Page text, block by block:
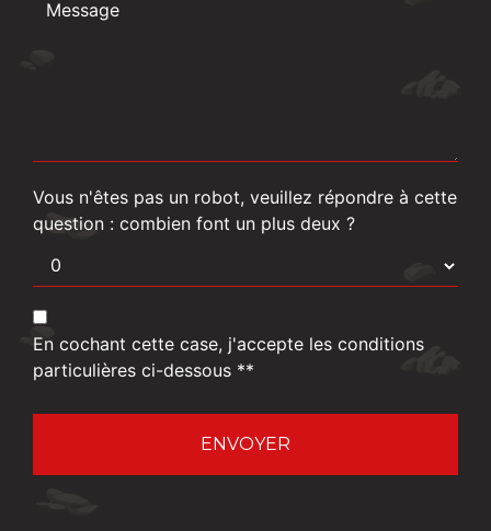
Vous n'êtes pas un robot, veuillez répondre à cette
question : combien font un plus deux ?
En cochant cette case, j'accepte les conditions
particulières ci-dessous **
ENVOYER